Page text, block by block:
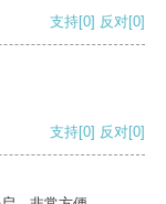
支持[0] 反对[0]
支持[0] 反对[0]